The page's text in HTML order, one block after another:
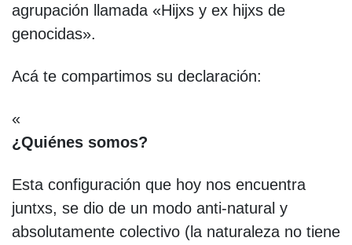
agrupación llamada «Hijxs y ex hijxs de
genocidas».
Acá te compartimos su declaración:
«
¿Quiénes somos?
Esta configuración que hoy nos encuentra
juntxs, se dio de un modo anti-natural y
absolutamente colectivo (la naturaleza no tiene